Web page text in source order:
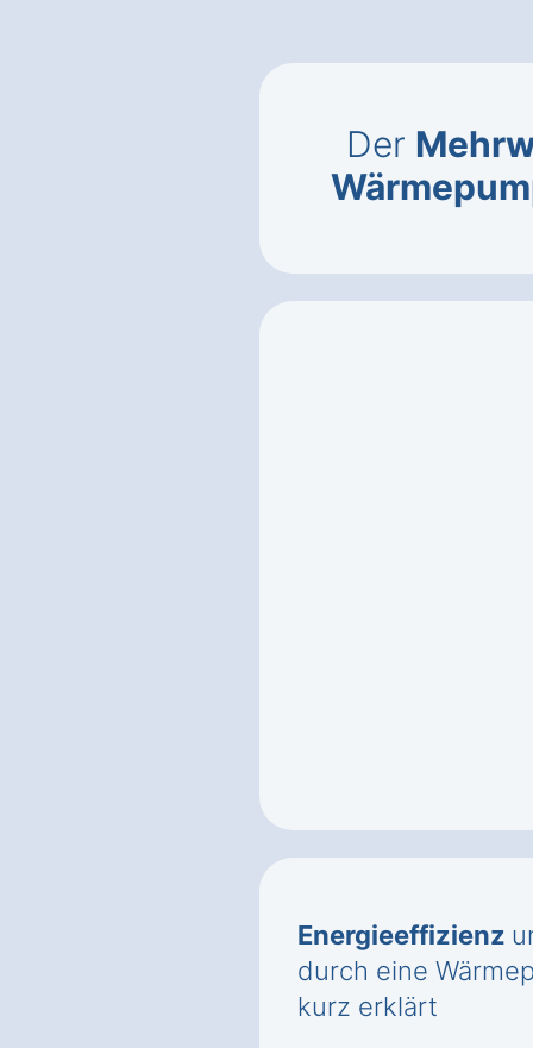
Der
Energieeffizienz
durch eine
kurz erklärt